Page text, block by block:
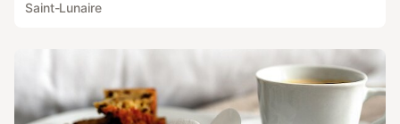
Saint-Lunaire